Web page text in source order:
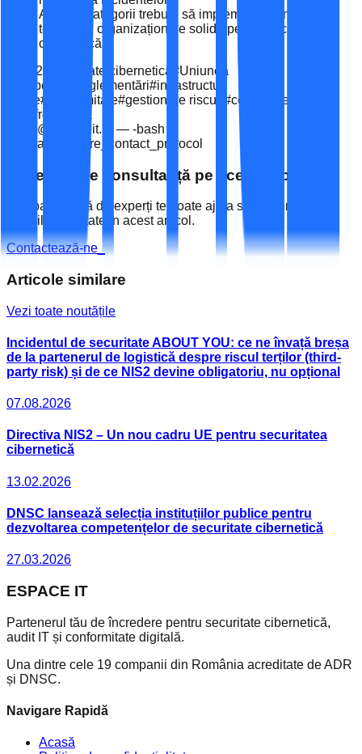
Ambele categorii trebuie să implementeze măsuri
tehnice și organizaționale solide pentru securitatea
cibernetică.
NIS2 securitate cibernetică #Uniunea
Europeană
reglementări#infrastructuri
critice# conformitate#gestionare riscuri #cooperare
transfrontalieră
office@espaceit.ro — -bash
$ initiate_secure_contact_protocol
Ai nevoie de consultanță pe acest subiect?
Echipa noastră de experți te poate ajuta să implementezi
soluțiile discutate în acest articol.
Contactează-ne _
Articole similare
Vezi toate noutățile
Incidentul de securitate ABOUT YOU: ce ne învață breșa
de la partenerul de logistică despre riscul terților (third-
party risk) și de ce NIS2 devine obligatoriu, nu opțional
07.08.2026
Directiva NIS2 – Un nou cadru UE pentru securitatea
cibernetică
13.02.2026
DNSC lansează selecția instituțiilor publice pentru
dezvoltarea competențelor de securitate cibernetică
27.03.2026
ESPACE IT
Partenerul tău de încredere pentru securitate cibernetică,
audit IT și conformitate digitală.
Una dintre cele 19 companii din România acreditate de ADR
și DNSC.
Navigare Rapidă
Acasă